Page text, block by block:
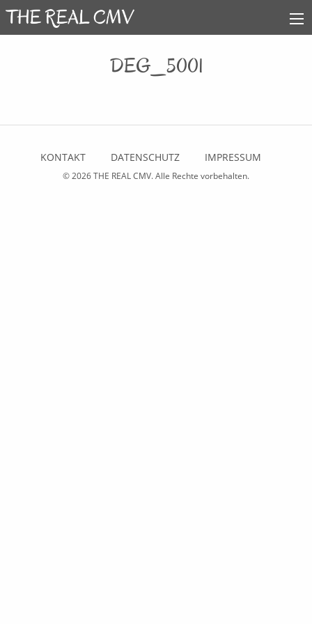
DEG_5001
KONTAKT DATENSCHUTZ IMPRESSUM
© 2026THE REAL CMV. Alle Rechte vorbehalten.